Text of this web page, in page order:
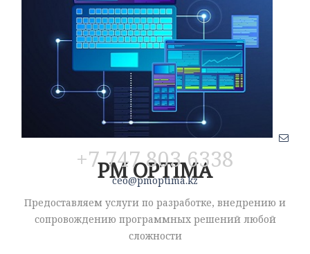
+7 747 803 6338
ceo@pmoptima.kz
PM OPTIMA
Предоставляем услуги по разработке, внедрению и
сопровождению программных решений любой
сложности